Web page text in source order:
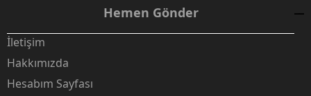
Hemen Gönder
İletişim
Hakkımızda
Hesabım Sayfası